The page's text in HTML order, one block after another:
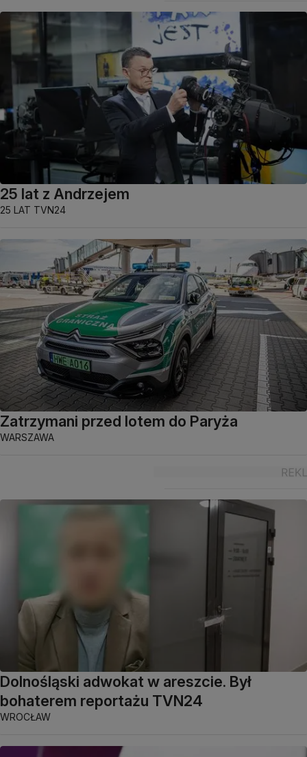
25 lat z Andrzejem
25 LAT TVN24
Zatrzymani przed lotem do Paryża
WARSZAWA
Dolnośląski adwokat w areszcie. Był
bohaterem reportażu TVN24
WROCŁAW